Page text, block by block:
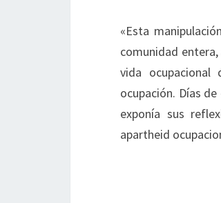
«Esta
comunidad
vida ocupacional
ocupación. Días
exponía sus
apartheid